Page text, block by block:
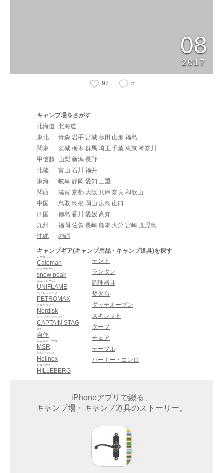
08
2017
97 5
キャンプ場をさがす
北海道 北海道
東北
青森 岩手 宮城 秋田 山形 福島
関東
茨城 栃木 群馬 埼玉 千葉 東京 神奈川
甲信越
山梨 新潟 長野
北陸
富山 石川 福井
東海
岐阜 静岡 愛知 三重
関西
滋賀 京都 大阪 兵庫 奈良 和歌山
中国
鳥取 島根 岡山 広島 山口
四国
徳島 香川 愛媛 高知
九州
福岡 佐賀 長崎 熊本 大分 宮崎 鹿児島
沖縄
沖縄
キャンプギア(キャンプ用品・キャンプ道具)を探す
Caleman
コールマン
snow peak
スノーピーク
UNIFLAME
ユニフレーム
PETROMAX
ペトロマックス
Nordisk
ノルディスク
CAPTAIN STAG
キャプテンスタッグ
自作
DIY
MSR
エムエスアール
Helinox
ヘリノックス
HILLEBERG
ヒルバーグ
テント
ランタン
調理器具
焚火台
ダッチオーブン
スキレット
タープ
チェア
テーブル
バーナー・コンロ
iPhoneアプリで綴る、
キャンプ場・キャンプ道具のストーリー。